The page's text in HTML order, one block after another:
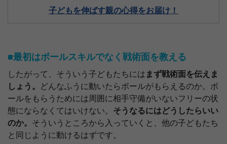
子どもを伸ばす親の心得をお届け！
■最初はボールスキルでなく戦術面を教える
したがって、そういう子どもたちには まず戦術面を伝えま
しょう。
どんなふうに動いたらボールがもらえるのか。ボ
ールをもらうためには周囲に相手守備がいないフリーの状
態にならなくてはいけない。 そうなるにはどうしたらいい
のか。 そういうところから入っていくと、他の子どもたち
と同じように動けるはずです。